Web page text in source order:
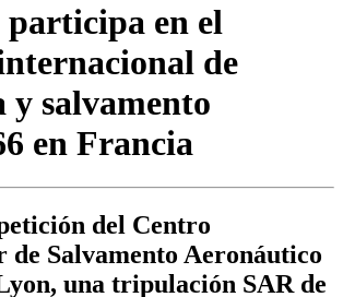
en el
de
y salvamento
en Francia
del Centro
de Salvamento Aeronáutico
una tripulación SAR de